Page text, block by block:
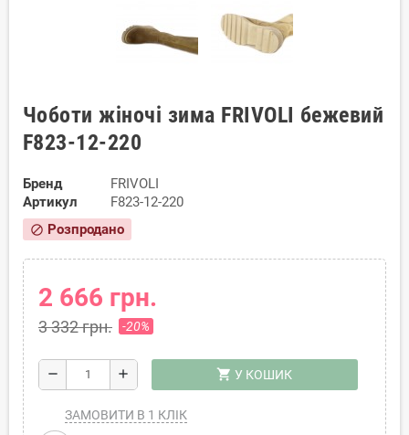
Чоботи жіночі зима FRIVOLI бежевий
F823-12-220
Бренд
FRIVOLI
Артикул
F823-12-220
block Розпродано
2 666 грн.
3 332 грн. -20%
remove add shopping_cart У КОШИК
ЗАМОВИТИ В 1 КЛІК